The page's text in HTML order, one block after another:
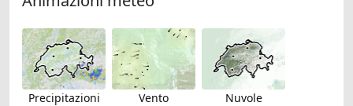
Precipitazioni Vento Nuvole